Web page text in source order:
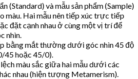
(Standard) và mẫu sản phẩm (Sample)
màu. Hai mẫu nên tiếp xúc trực tiếp
đặt cạnh nhau ở cùng một vị trí để
nhìn.
bằng mắt thường dưới góc nhìn 45 độ
45 hoặc 45/0).
lệch màu sắc giữa hai mẫu dưới các
nhau (hiện tượng Metamerism).